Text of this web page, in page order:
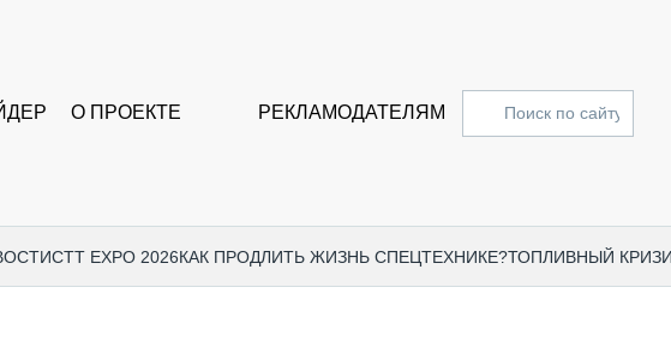
О ПРОЕКТЕ РЕКЛАМОДАТЕЛЯМ
CTT EXPO 2026КАК ПРОДЛИТЬ ЖИЗНЬ СПЕЦТЕХНИКЕ?ТОПЛИВНЫЙ